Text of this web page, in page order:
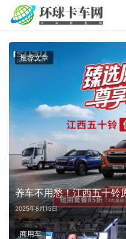
养车不用愁！江西五十铃
2025年8月15日
推荐文章
商用车